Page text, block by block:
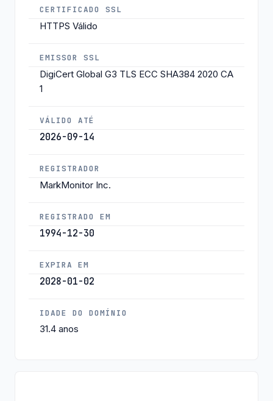
CERTIFICADO SSL
HTTPS Válido
EMISSOR SSL
DigiCert Global G3 TLS ECC SHA384 2020 CA
1
VÁLIDO ATÉ
2026-09-14
REGISTRADOR
MarkMonitor Inc.
REGISTRADO EM
1994-12-30
EXPIRA EM
2028-01-02
IDADE DO DOMÍNIO
31.4 anos